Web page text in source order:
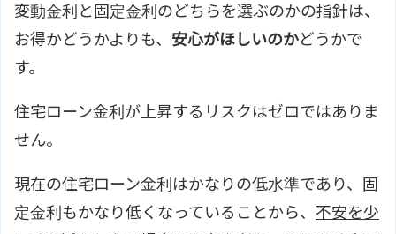
変動金利と固定金利のどちらを選ぶのかの指針は、
お得かどうかよりも、 安心がほしいのかどうかで
す。
住宅ローン金利が上昇するリスクはゼロではありま
せん。
現在の住宅ローン金利はかなりの低水準であり、固
定金利もかなり低くなっていることから、 不安を少